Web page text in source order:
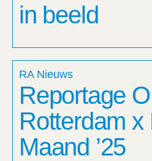
in beeld
RA Nieuws
Reportage
Rotterdam x
Maand ’25